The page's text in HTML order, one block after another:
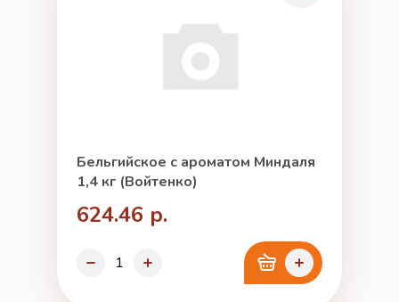
Бельгийское с ароматом Миндаля
1,4 кг (Войтенко)
624.46 р.